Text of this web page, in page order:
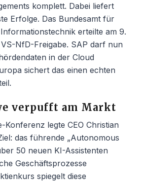
komplett. Dabei liefert
Erfolge. Das Bundesamt für
erteilte am 9.
NfD-Freigabe. SAP darf nun
in der Cloud
sichert das einen echten
verpufft am Markt
Konferenz legte CEO Christian
das führende „Autonomous
50 neuen KI-Assistenten
Geschäftsprozesse
spiegelt diese